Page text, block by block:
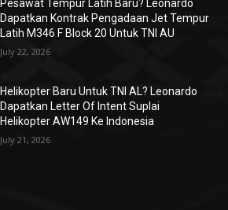
Pesawat Tempur Latih Baru? Leonardo
Dapatkan Kontrak Pengadaan Jet Tempur
Latih M346 F Block 20 Untuk TNI AU
July 22, 2026
Helikopter Baru Untuk TNI AL? Leonardo
Dapatkan Letter Of Intent Suplai
Helikopter AW149 Ke Indonesia
July 21, 2026